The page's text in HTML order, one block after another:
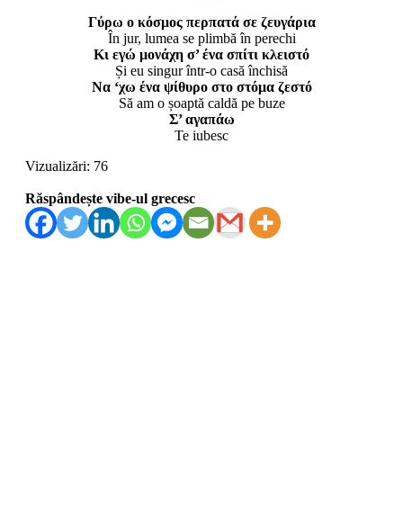
Γύρω ο κόσμος περπατά σε ζευγάρια
În jur, lumea se plimbă în perechi
Κι εγώ μονάχη σ’ ένα σπίτι κλειστό
Și eu singur într-o casă închisă
Να ‘χω ένα ψίθυρο στο στόμα ζεστό
Să am o șoaptă caldă pe buze
Σ’ αγαπάω
Te iubesc
Vizualizări: 76
Răspândește vibe-ul grecesc